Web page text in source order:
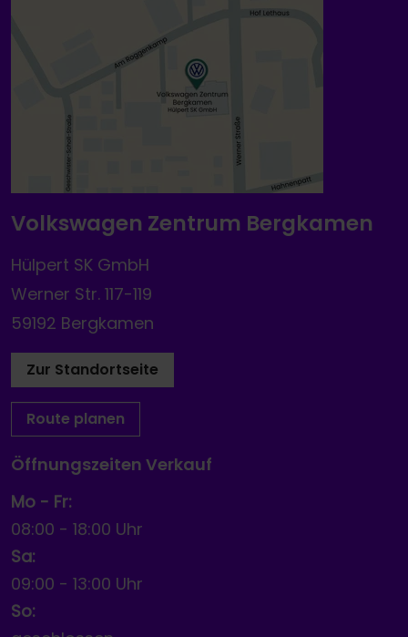
Volkswagen Zentrum Bergkamen
Hülpert SK GmbH
Werner Str. 117-119
59192 Bergkamen
Zur Standortseite
Route planen
Öffnungszeiten Verkauf
Mo - Fr:
08:00 - 18:00 Uhr
Sa:
09:00 - 13:00 Uhr
So: